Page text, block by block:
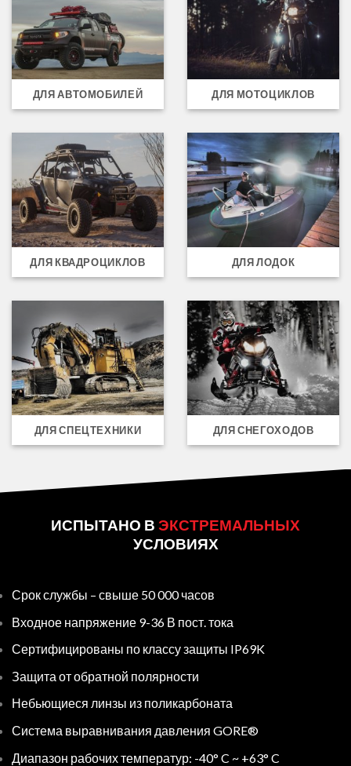
ДЛЯ АВТОМОБИЛЕЙ ДЛЯ МОТОЦИКЛОВ
ДЛЯ КВАДРОЦИКЛОВ ДЛЯ ЛОДОК
ДЛЯ СПЕЦТЕХНИКИ ДЛЯ СНЕГОХОДОВ
ИСПЫТАНО В ЭКСТРЕМАЛЬНЫХ
УСЛОВИЯХ
Срок службы – свыше 50 000 часов
Входное напряжение 9-36 В пост. тока
Сертифицированы по классу защиты IP69K
Защита от обратной полярности
Небьющиеся линзы из поликарбоната
Система выравнивания давления GORE®
Диапазон рабочих температур: -40° C ~ +63° C